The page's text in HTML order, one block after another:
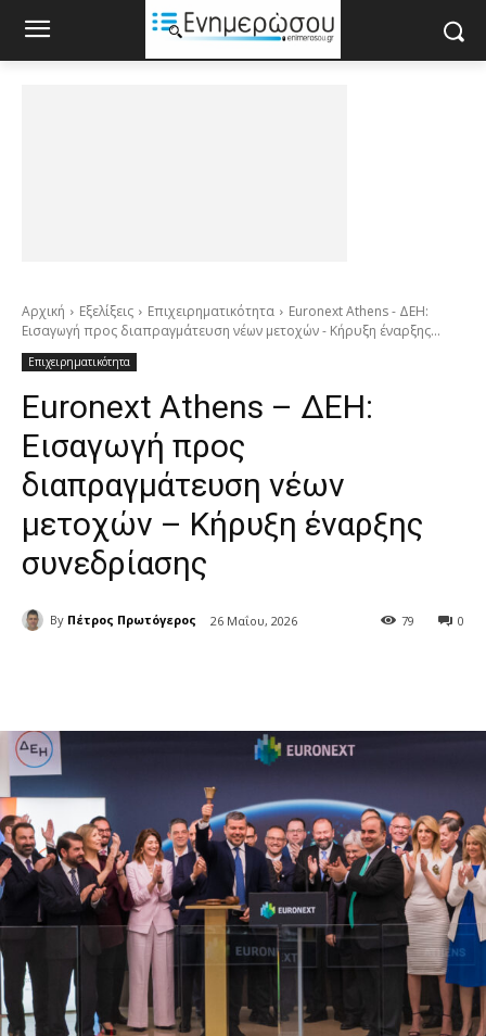
Αρχική Εξελίξεις Επιχειρηματικότητα
Euronext Athens - ΔΕΗ:
Εισαγωγή προς διαπραγμάτευση νέων μετοχών - Κήρυξη έναρξης...
Επιχειρηματικότητα
Euronext Athens – ΔΕΗ:
Εισαγωγή προς
διαπραγμάτευση νέων
μετοχών – Κήρυξη έναρξης
συνεδρίασης
By Πέτρος Πρωτόγερος 26 Μαΐου, 2026 0
79